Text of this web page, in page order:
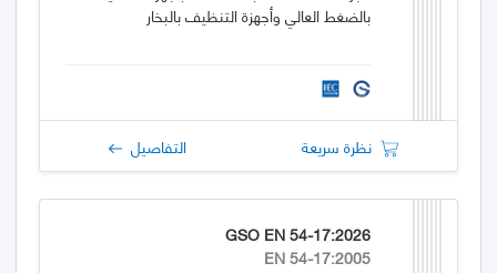
بالضغط العالي وأجهزة التنظيف بالبخار
نظرة سريعة التفاصيل
GSO EN 54-17:2026
EN 54-17:2005